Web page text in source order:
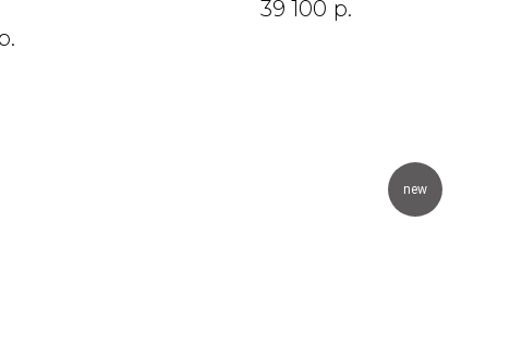
39 100 р.
new